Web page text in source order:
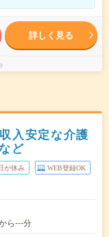
詳しく見る
入安定な介護
ど
が休み WEB登録OK
ら---分